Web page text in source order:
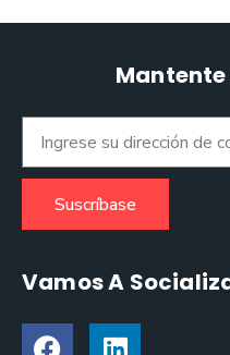
Suscríbase
Vamos A